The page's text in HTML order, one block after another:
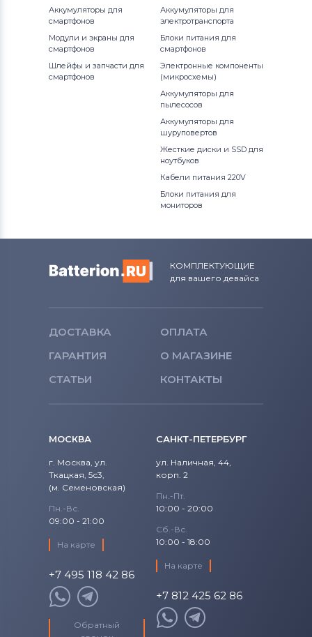
Аккумуляторы для
смартфонов
Модули и экраны для
смартфонов
Шлейфы и запчасти для
смартфонов
Аккумуляторы для
электротранспорта
Блоки питания для
смартфонов
Электронные компоненты
(микросхемы)
Аккумуляторы для
пылесосов
Аккумуляторы для
шуруповертов
Жесткие диски и SSD для
ноутбуков
Кабели питания 220V
Блоки питания для
мониторов
КОМПЛЕКТУЮЩИЕ
для вашего девайса
ДОСТАВКА
ОПЛАТА
ГАРАНТИЯ
О МАГАЗИНЕ
СТАТЬИ
КОНТАКТЫ
МОСКВА
г. Москва, ул.
Ткацкая, 5с3,
(м. Семеновская)
Пн.-Вс.
09:00 - 21:00
На карте
+7 495 118 42 86
Обратный
САНКТ-ПЕТЕРБУРГ
ул. Наличная, 44,
корп. 2
Пн.-Пт.
10:00 - 20:00
Сб.-Вс.
10:00 - 18:00
На карте
+7 812 425 62 86